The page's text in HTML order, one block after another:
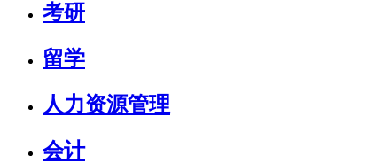
考研
留学
人力资源管理
会计